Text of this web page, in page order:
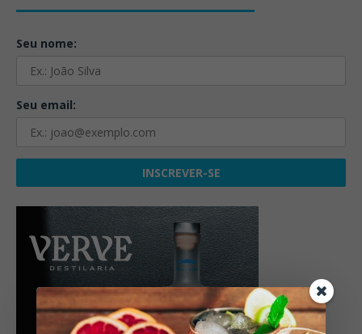
Seu nome:
Seu email: